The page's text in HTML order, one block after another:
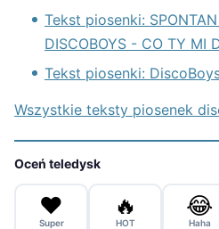
Tekst piosenki:
DISCOBOYS - CO TY MI
Tekst piosenki:
Wszystkie teksty piosenek
Oceń teledysk
❤️
Super
🔥
HOT
😂
Haha